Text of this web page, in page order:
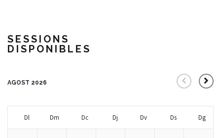
SESSIONS
DISPONIBLES
AGOST 2026
Dl Dm Dc Dj Dv Ds Dg